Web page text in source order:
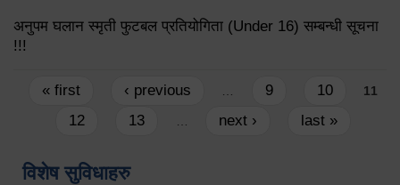
अनुपम घलान स्मृती फुटबल प्रतियोगिता (Under 16) सम्बन्धी सूचना
!!!
Pages
« first ‹ previous 9 10 11
12 13 next › last »
विशेष सुविधाहरु